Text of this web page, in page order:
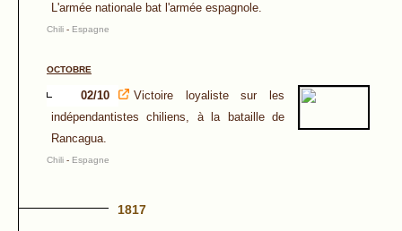
L'armée nationale bat l'armée espagnole.
Chili - Espagne
OCTOBRE
02/10
Victoire loyaliste sur les
indépendantistes chiliens, à la bataille de
Rancagua.
Chili - Espagne
1817